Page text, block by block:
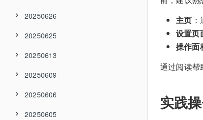
20250626
20250625
20250613
20250609
20250606
20250605
主页
设置页
操作面
通过阅读帮
实践